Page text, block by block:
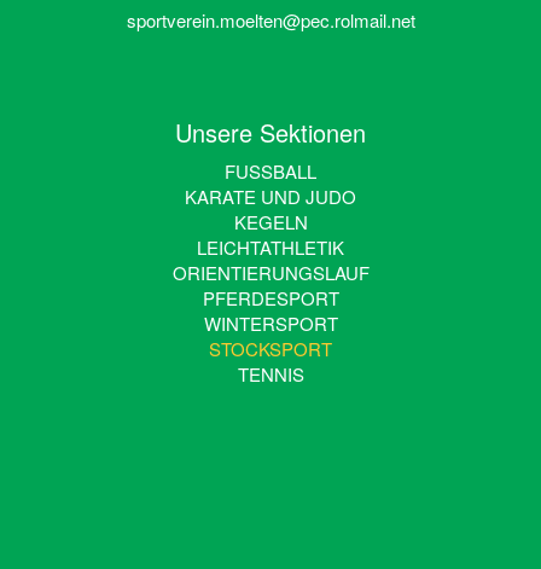
sportverein.moelten@pec.rolmail.net
Unsere Sektionen
FUSSBALL
KARATE UND JUDO
KEGELN
LEICHTATHLETIK
ORIENTIERUNGSLAUF
PFERDESPORT
WINTERSPORT
STOCKSPORT
TENNIS